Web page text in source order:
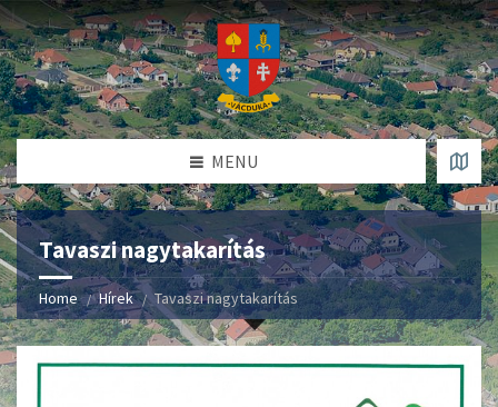
MENU
Tavaszi nagytakarítás
Home Hírek Tavaszi nagytakarítás